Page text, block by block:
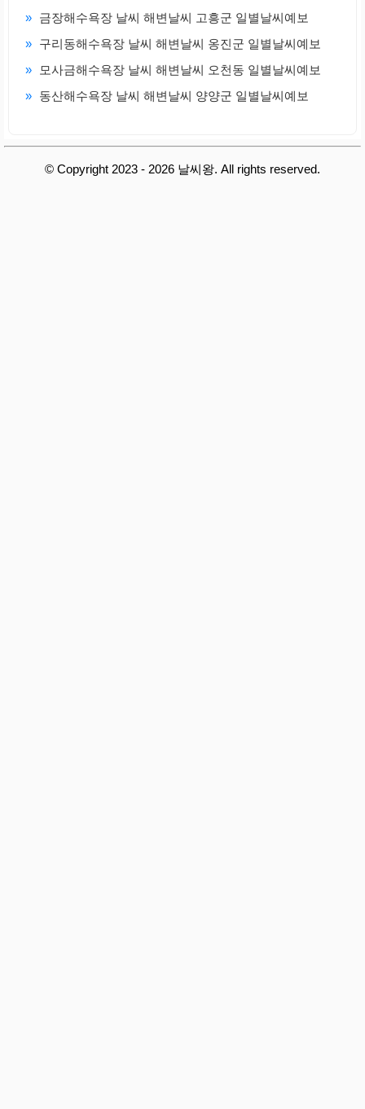
» 금장해수욕장 날씨 해변날씨 고흥군 일별날씨예보
» 구리동해수욕장 날씨 해변날씨 옹진군 일별날씨예보
»
모사금해수욕장 날씨 해변날씨 오천동 일별날씨예보
» 동산해수욕장 날씨 해변날씨 양양군 일별날씨예보
© Copyright 2023 - 2026 날씨왕. All rights reserved.